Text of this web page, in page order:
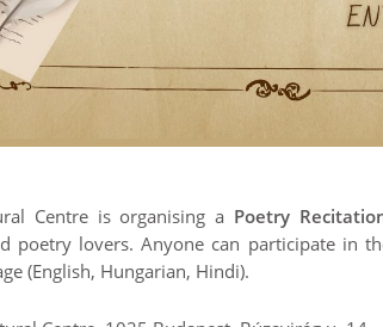
Centre is organising a Poetry
poetry lovers. Anyone can participate in
(English, Hungarian, Hindi).